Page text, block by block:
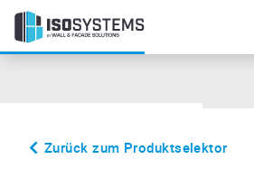
Zurück zum Produktselektor